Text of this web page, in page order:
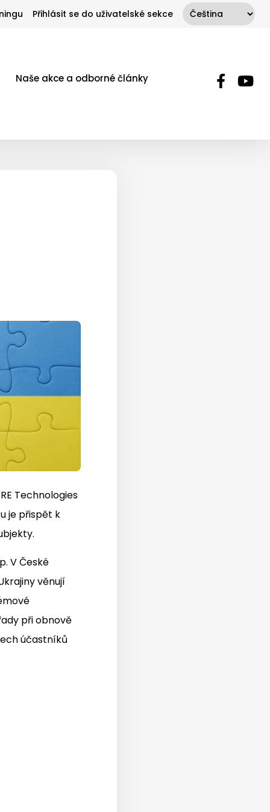
Přihlásit se do uživatelské sekce
Naše akce a odborné články
Technologies
je přispět k
V České
věnují
při obnově
účastníků